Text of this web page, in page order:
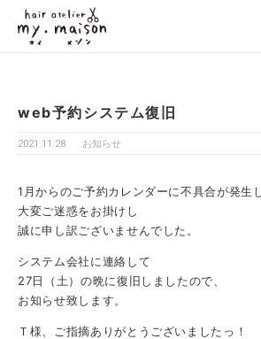
web予約システム復旧
2021.11.28 お知らせ
1月からのご予約カレンダーに不具合が発生
大変ご迷惑をお掛けし
誠に申し訳ございませんでした。
システム会社に連絡して
27日（土）の晩に復旧しましたので、
お知らせ致します。
Ｔ様、ご指摘ありがとうございましたっ！